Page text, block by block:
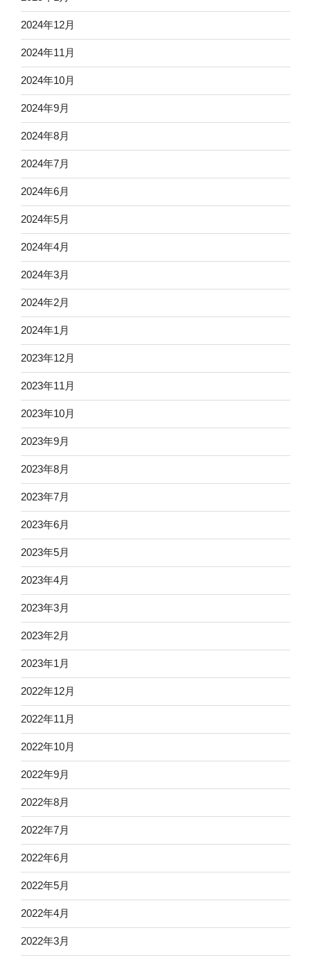
2024年12月
2024年11月
2024年10月
2024年9月
2024年8月
2024年7月
2024年6月
2024年5月
2024年4月
2024年3月
2024年2月
2024年1月
2023年12月
2023年11月
2023年10月
2023年9月
2023年8月
2023年7月
2023年6月
2023年5月
2023年4月
2023年3月
2023年2月
2023年1月
2022年12月
2022年11月
2022年10月
2022年9月
2022年8月
2022年7月
2022年6月
2022年5月
2022年4月
2022年3月